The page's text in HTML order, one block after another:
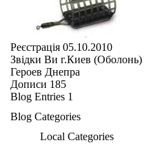
Реєстрація 05.10.2010
Звідки Ви г.Киев (Оболонь)
Героев Днепра
Дописи 185
Blog Entries 1
Blog Categories
Local Categories